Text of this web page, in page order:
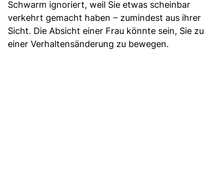
Schwarm ignoriert, weil Sie etwas scheinbar
verkehrt gemacht haben ‒ zumindest aus ihrer
Sicht. Die Absicht einer Frau könnte sein, Sie zu
einer Verhaltensänderung zu bewegen.